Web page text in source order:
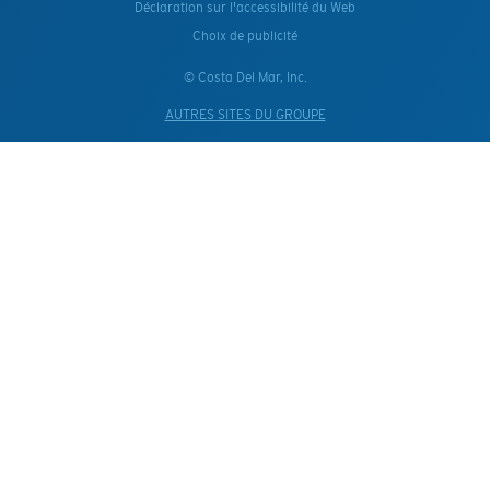
Déclaration sur l'accessibilité du Web
Choix de publicité
© Costa Del Mar, Inc.
AUTRES SITES DU GROUPE